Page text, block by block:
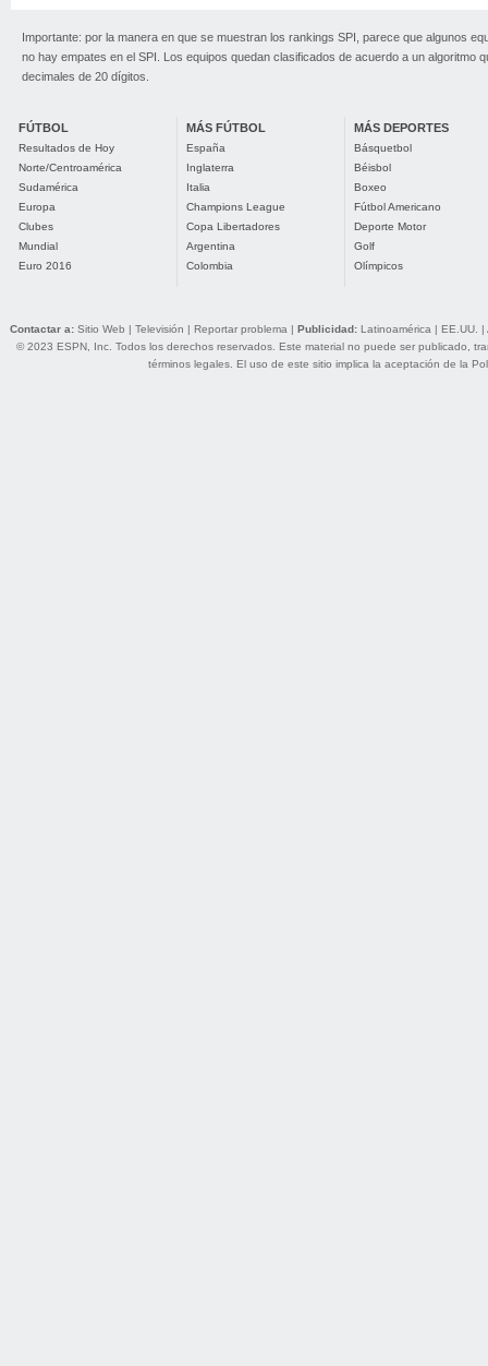
Importante: por la manera en que se muestran los rankings SPI, parece que algunos
no hay empates en el SPI. Los equipos quedan clasificados de acuerdo a un algoritmo
decimales de 20 dígitos.
FÚTBOL
Resultados de Hoy
Norte/Centroamérica
Sudamérica
Europa
Clubes
Mundial
Euro 2016
MÁS FÚTBOL
España
Inglaterra
Italia
Champions League
Copa Libertadores
Argentina
Colombia
MÁS DEPORTES
Básquetbol
Béisbol
Boxeo
Fútbol Americano
Deporte Motor
Golf
Olímpicos
Contactar a: Sitio Web | Televisión | Reportar problema | Publicidad: Latinoamérica | EE.UU. |
© 2023 ESPN, Inc. Todos los derechos reservados. Este material no puede ser publicado,
términos legales. El uso de este sitio implica la aceptación de la